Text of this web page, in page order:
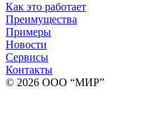
Как это работает
Преимущества
Примеры
Новости
Сервисы
Контакты
© 2026 ООО “МИР”